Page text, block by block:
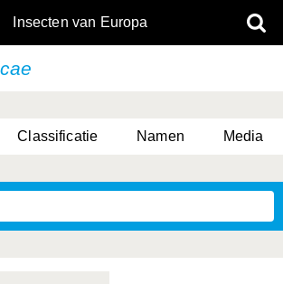
Insecten van Europa
Classificatie Namen Media